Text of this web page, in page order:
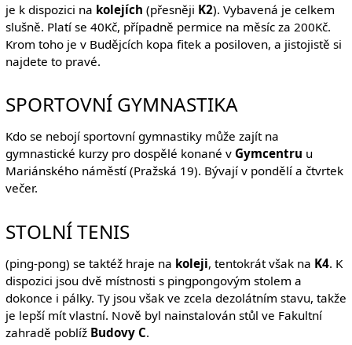
je k dispozici na kolejích (přesněji K2). Vybavená je celkem
slušně. Platí se 40Kč, případně permice na měsíc za 200Kč.
Krom toho je v Budějcích kopa fitek a posiloven, a jistojistě si
najdete to pravé.
SPORTOVNÍ GYMNASTIKA
Kdo se nebojí sportovní gymnastiky může zajít na
gymnastické kurzy pro dospělé konané v Gymcentru u
Mariánského náměstí (Pražská 19). Bývají v pondělí a čtvrtek
večer.
STOLNÍ TENIS
(ping-pong) se taktéž hraje na koleji, tentokrát však na K4. K
dispozici jsou dvě místnosti s pingpongovým stolem a
dokonce i pálky. Ty jsou však ve zcela dezolátním stavu, takže
je lepší mít vlastní. Nově byl nainstalován stůl ve Fakultní
zahradě poblíž Budovy C.